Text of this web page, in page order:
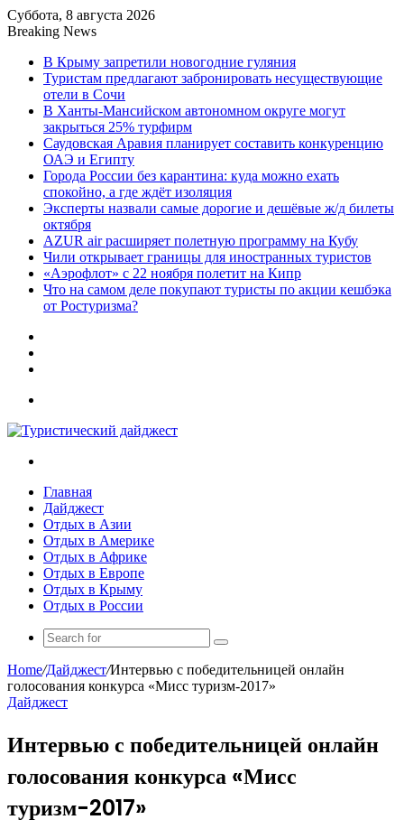
Суббота, 8 августа 2026
Breaking News
В Крыму запретили новогодние гуляния
Туристам предлагают забронировать несуществующие
отели в Сочи
В Ханты-Мансийском автономном округе могут
закрыться 25% турфирм
Саудовская Аравия планирует составить конкуренцию
ОАЭ и Египту
Города России без карантина: куда можно ехать
спокойно, а где ждёт изоляция
Эксперты назвали самые дорогие и дешёвые ж/д билеты
октября
AZUR air расширяет полетную программу на Кубу
Чили открывает границы для иностранных туристов
«Аэрофлот» с 22 ноября полетит на Кипр
Что на самом деле покупают туристы по акции кешбэка
от Ростуризма?
Главная
Дайджест
Отдых в Азии
Отдых в Америке
Отдых в Африке
Отдых в Европе
Отдых в Крыму
Отдых в России
Search
Home/Дайджест/Интервью с победительницей онлайн
голосования конкурса «Мисс туризм-2017»
Дайджест
Интервью с победительницей онлайн
голосования конкурса «Мисс
туризм-2017»